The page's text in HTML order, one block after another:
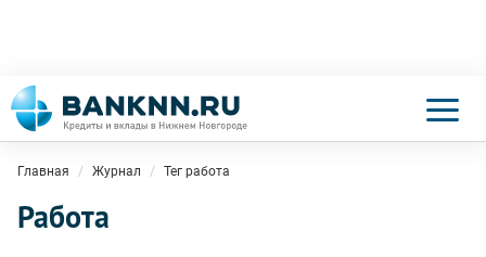
Главная Журнал Тег работа
Работа